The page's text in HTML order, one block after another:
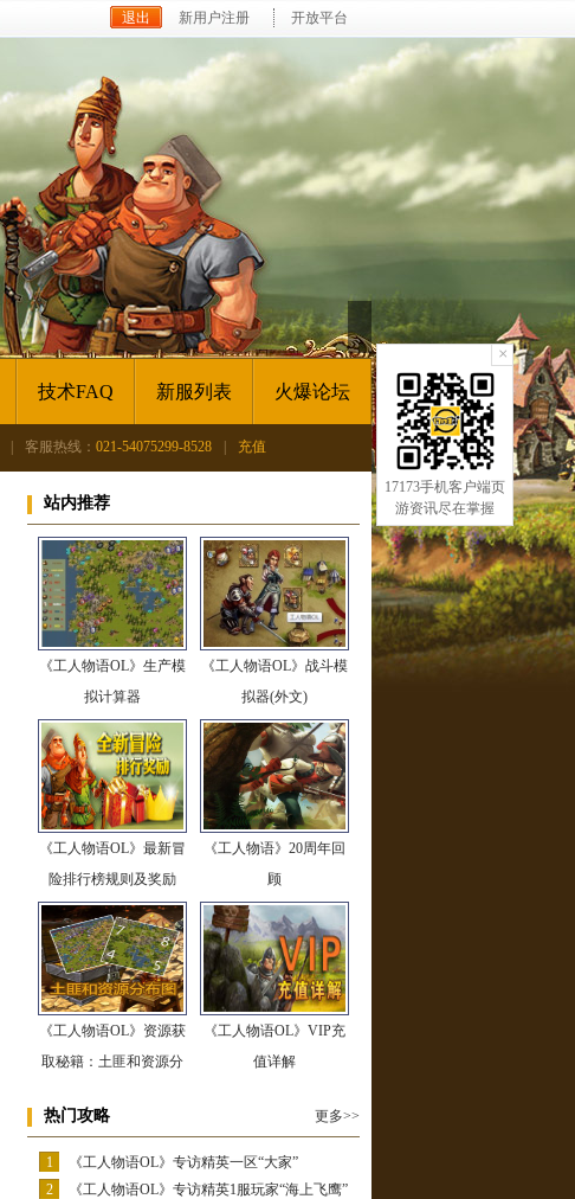
新用户注册 开放平台
技术FAQ 新服列表 火爆论坛
客服热线： 021-54075299-8528 充值
站内推荐
《工人物语OL》生产模
拟计算器
《工人物语OL》战斗模
拟器(外文)
《工人物语OL》最新冒
险排行榜规则及奖励
《工人物语》20周年回
顾
《工人物语OL》资源获
取秘籍：土匪和资源分
《工人物语OL》VIP充
值详解
更多>>
热门攻略
1
《工人物语OL》专访精英一区“大家”
2
《工人物语OL》专访精英1服玩家“海上飞鹰”
×
17173手机客户端页
游资讯尽在掌握